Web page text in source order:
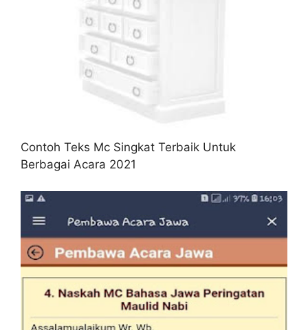
Contoh Teks Mc Singkat Terbaik Untuk
Berbagai Acara 2021